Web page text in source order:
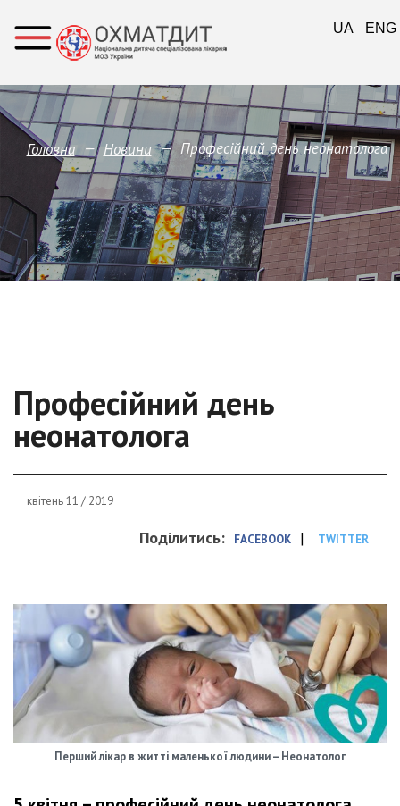
Головна — Новини — Професійний день неонатолога
Професійний день
неонатолога
квітень 11 / 2019
Поділитись: FACEBOOK | TWITTER
Перший лікар в житті маленької людини – Неонатолог
UA ENG